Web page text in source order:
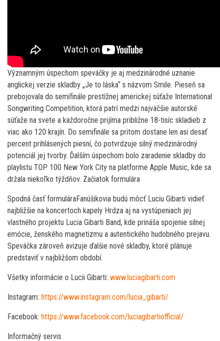
Významným úspechom speváčky je aj medzinárodné uznanie
anglickej verzie skladby „Je to láska“ s názvom Smile. Pieseň sa
prebojovala do semifinále prestížnej americkej súťaže International
Songwriting Competition, ktorá patrí medzi najväčšie autorské
súťaže na svete a každoročne prijíma približne 18-tisíc skladieb z
viac ako 120 krajín. Do semifinále sa pritom dostane len asi desať
percent prihlásených piesní, čo potvrdzuje silný medzinárodný
potenciál jej tvorby. Ďalším úspechom bolo zaradenie skladby do
playlistu TOP 100 New York City na platforme Apple Music, kde sa
držala niekoľko týždňov. Začiatok formulára
Spodná časť formuláraFanúšikovia budú môcť Luciu Gibarti vidieť
najbližšie na koncertoch kapely Hrdza aj na vystúpeniach jej
vlastného projektu Lucia Gibarti Band, kde prináša spojenie silnej
emócie, ženského magnetizmu a autentického hudobného prejavu.
Speváčka zároveň avizuje ďalšie nové skladby, ktoré plánuje
predstaviť v najbližšom období.
Všetky informácie o Lucii Gibarti: www.luciagibarti.com
Instagram: https://www.instagram.com/lucia_gibarti/
Facebook: https://www.facebook.com/luciagibartiofficial/
Informačný servis